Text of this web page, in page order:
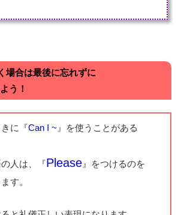
場合は最後に忘れずに
う！
に『Can I ~ 』を使うことがある
人は、『Please 』をつけるのを
す。